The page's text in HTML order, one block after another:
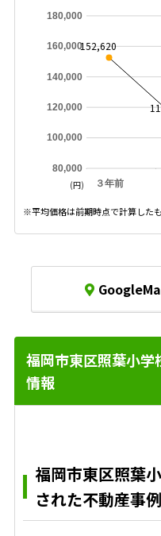
３年前
80,000
100,000
120,000
140,000
160,000
180,000
152,620
(円)
※平均価格は前期時点で計算したも
福岡市東区照葉小
情報
福岡市東区照葉
された不動産事